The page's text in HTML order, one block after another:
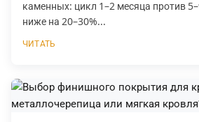
каменных: цикл 1–2 месяца против
ниже на 20–30%...
ЧИТАТЬ